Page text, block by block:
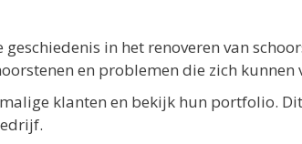
in het renoveren van
en problemen die zich kunnen
klanten en bekijk hun portfolio.